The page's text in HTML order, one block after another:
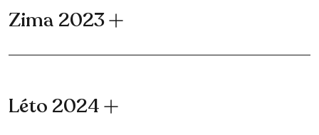
Zima 2023
Léto 2024